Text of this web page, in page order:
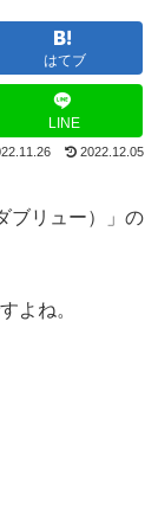
はてブ
LINE
2022.12.05
ブリュー）」の
よね。